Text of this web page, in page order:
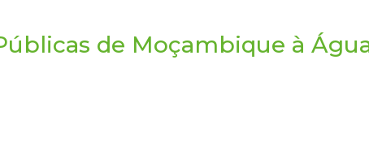
de Moçambique à